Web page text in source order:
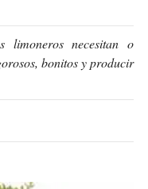
limoneros necesitan o
bonitos y producir